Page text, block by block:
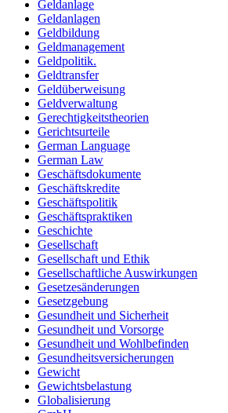
Geldanlage
Geldanlagen
Geldbildung
Geldmanagement
Geldpolitik.
Geldtransfer
Geldüberweisung
Geldverwaltung
Gerechtigkeitstheorien
Gerichtsurteile
German Language
German Law
Geschäftsdokumente
Geschäftskredite
Geschäftspolitik
Geschäftspraktiken
Geschichte
Gesellschaft
Gesellschaft und Ethik
Gesellschaftliche Auswirkungen
Gesetzesänderungen
Gesetzgebung
Gesundheit und Sicherheit
Gesundheit und Vorsorge
Gesundheit und Wohlbefinden
Gesundheitsversicherungen
Gewicht
Gewichtsbelastung
Globalisierung